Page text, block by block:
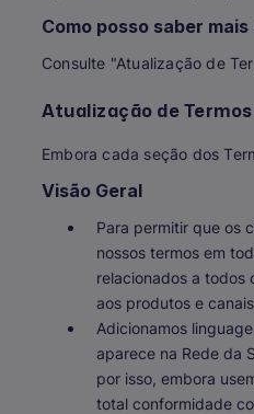
Como posso saber
Consulte "Atualização de
Atualização de
Embora cada seção dos
Visão Geral
Para permitir que os
nossos termos em
relacionados a todos
aos produtos e
Adicionamos
aparece na Rede da
por isso, embora
total conformidade